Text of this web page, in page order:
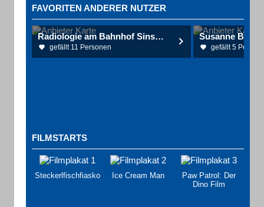
FAVORITEN ANDERER NUTZER
Radiologie am Bahnhof Sinsheim Dres. Schneider, Eichhorn, Miltner Radiologen
gefällt 11 Personen gefällt 5
FILMSTARTS
Steckerlfischfiasko Ice Cream Man
Paw Patrol: Der
Dino Film